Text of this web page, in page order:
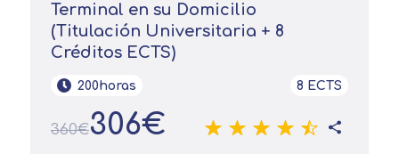
Terminal en su Domicilio
(Titulación Universitaria + 8
Créditos ECTS)
200horas 8 ECTS
360€306€